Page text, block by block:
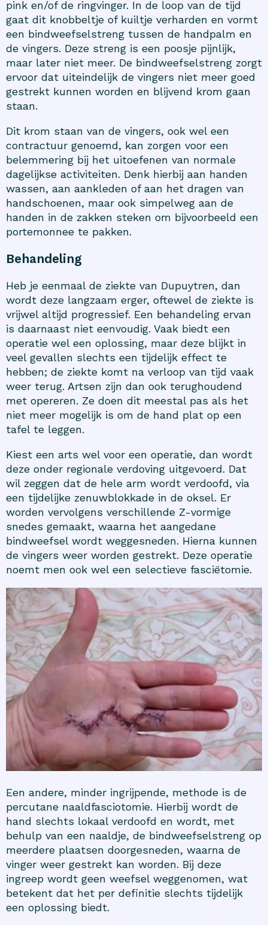
pink en/of de ringvinger. In de loop van de tijd
gaat dit knobbeltje of kuiltje verharden en vormt
een bindweefselstreng tussen de handpalm en
de vingers. Deze streng is een poosje pijnlijk,
maar later niet meer. De bindweefselstreng zorgt
ervoor dat uiteindelijk de vingers niet meer goed
gestrekt kunnen worden en blijvend krom gaan
staan.
Dit krom staan van de vingers, ook wel een
contractuur genoemd, kan zorgen voor een
belemmering bij het uitoefenen van normale
dagelijkse activiteiten. Denk hierbij aan handen
wassen, aan aankleden of aan het dragen van
handschoenen, maar ook simpelweg aan de
handen in de zakken steken om bijvoorbeeld een
portemonnee te pakken.
Behandeling
Heb je eenmaal de ziekte van Dupuytren, dan
wordt deze langzaam erger, oftewel de ziekte is
vrijwel altijd progressief. Een behandeling ervan
is daarnaast niet eenvoudig. Vaak biedt een
operatie wel een oplossing, maar deze blijkt in
veel gevallen slechts een tijdelijk effect te
hebben; de ziekte komt na verloop van tijd vaak
weer terug. Artsen zijn dan ook terughoudend
met opereren. Ze doen dit meestal pas als het
niet meer mogelijk is om de hand plat op een
tafel te leggen.
Kiest een arts wel voor een operatie, dan wordt
deze onder regionale verdoving uitgevoerd. Dat
wil zeggen dat de hele arm wordt verdoofd, via
een tijdelijke zenuwblokkade in de oksel. Er
worden vervolgens verschillende Z-vormige
snedes gemaakt, waarna het aangedane
bindweefsel wordt weggesneden. Hierna kunnen
de vingers weer worden gestrekt. Deze operatie
noemt men ook wel een selectieve fasciëtomie.
Een andere, minder ingrijpende, methode is de
percutane naaldfasciotomie. Hierbij wordt de
hand slechts lokaal verdoofd en wordt, met
behulp van een naaldje, de bindweefselstreng op
meerdere plaatsen doorgesneden, waarna de
vinger weer gestrekt kan worden. Bij deze
ingreep wordt geen weefsel weggenomen, wat
betekent dat het per definitie slechts tijdelijk
een oplossing biedt.